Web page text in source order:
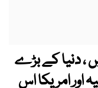
، دنیا کے بڑے
اور امریکا اس